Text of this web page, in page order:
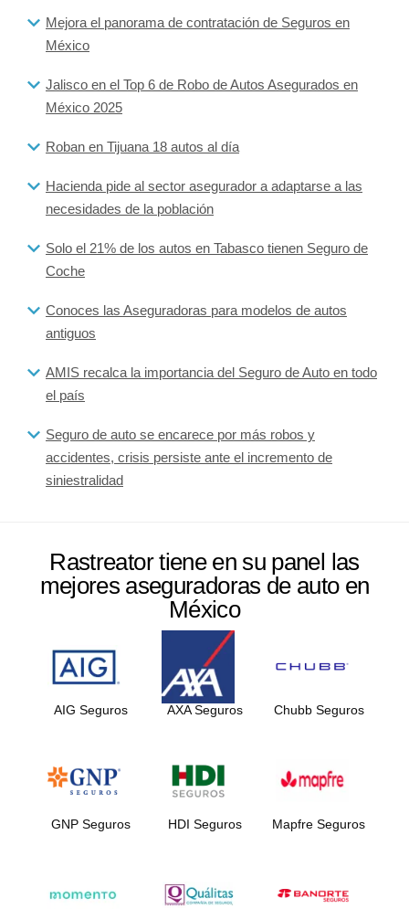
Mejora el panorama de contratación de Seguros en
México
Jalisco en el Top 6 de Robo de Autos Asegurados en
México 2025
Roban en Tijuana 18 autos al día
Hacienda pide al sector asegurador a adaptarse a las
necesidades de la población
Solo el 21% de los autos en Tabasco tienen Seguro de
Coche
Conoces las Aseguradoras para modelos de autos
antiguos
AMIS recalca la importancia del Seguro de Auto en todo
el país
Seguro de auto se encarece por más robos y
accidentes, crisis persiste ante el incremento de
siniestralidad
Rastreator tiene en su panel las
mejores aseguradoras de auto en
México
AIG Seguros AXA Seguros Chubb Seguros
GNP Seguros HDI Seguros Mapfre Seguros